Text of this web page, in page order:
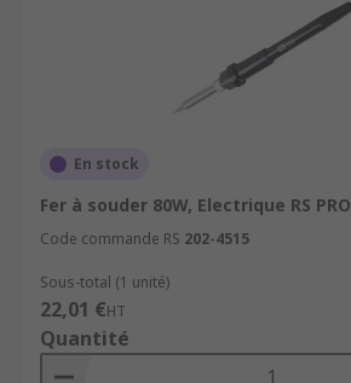
En stock
Fer à souder 80W, Electrique RS PRO
Code commande RS 202-4515
Sous-total (1 unité)
22,01 €HT
Quantité